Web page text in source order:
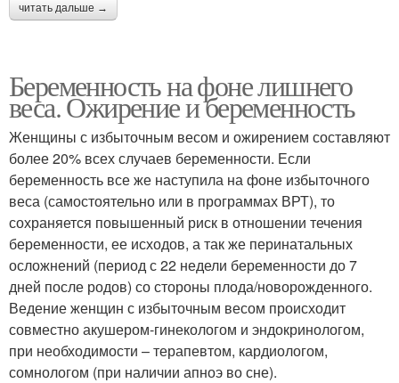
читать дальше →
Беременность на фоне лишнего
веса. Ожирение и беременность
Женщины с избыточным весом и ожирением составляют
более 20% всех случаев беременности. Если
беременность все же наступила на фоне избыточного
веса (самостоятельно или в программах ВРТ), то
сохраняется повышенный риск в отношении течения
беременности, ее исходов, а так же перинатальных
осложнений (период с 22 недели беременности до 7
дней после родов) со стороны плода/новорожденного.
Ведение женщин с избыточным весом происходит
совместно акушером-гинекологом и эндокринологом,
при необходимости – терапевтом, кардиологом,
сомнологом (при наличии апноэ во сне).